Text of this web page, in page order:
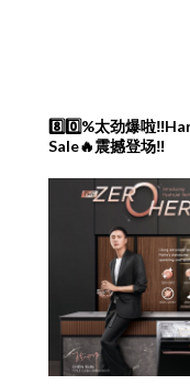
8️⃣0️⃣%太劲爆啦
Sale🔥震撼登场‼️